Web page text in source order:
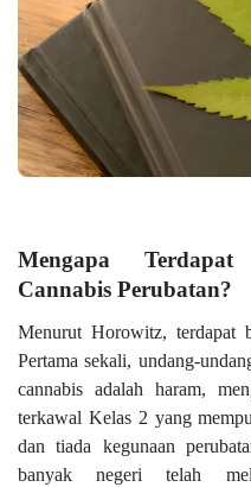
Mengapa
Cannabis Perubatan?
Menurut Horowitz, terdapat
Pertama sekali, undang-
cannabis adalah haram,
terkawal Kelas 2 yang
dan tiada kegunaan
banyak negeri telah